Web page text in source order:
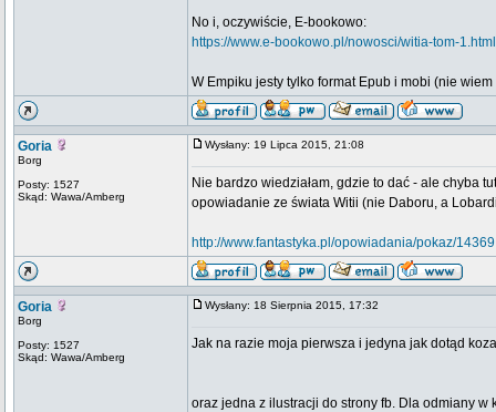
No i, oczywiście, E-bookowo:
https://www.e-bookowo.pl/nowosci/witia-tom-1.html
W Empiku jesty tylko format Epub i mobi (nie
Goria
Borg
Posty: 1527
Skąd: Wawa/Amberg
Wysłany: 19 Lipca 2015, 21:08
Nie bardzo wiedziałam, gdzie to dać - ale chyba
opowiadanie ze świata Witii (nie Daboru, a
http://www.fantastyka.pl/opowiadania/pokaz/14369
Goria
Borg
Posty: 1527
Skąd: Wawa/Amberg
Wysłany: 18 Sierpnia 2015, 17:32
Jak na razie moja pierwsza i jedyna jak dotąd
oraz jedna z ilustracji do strony fb. Dla odmiany w